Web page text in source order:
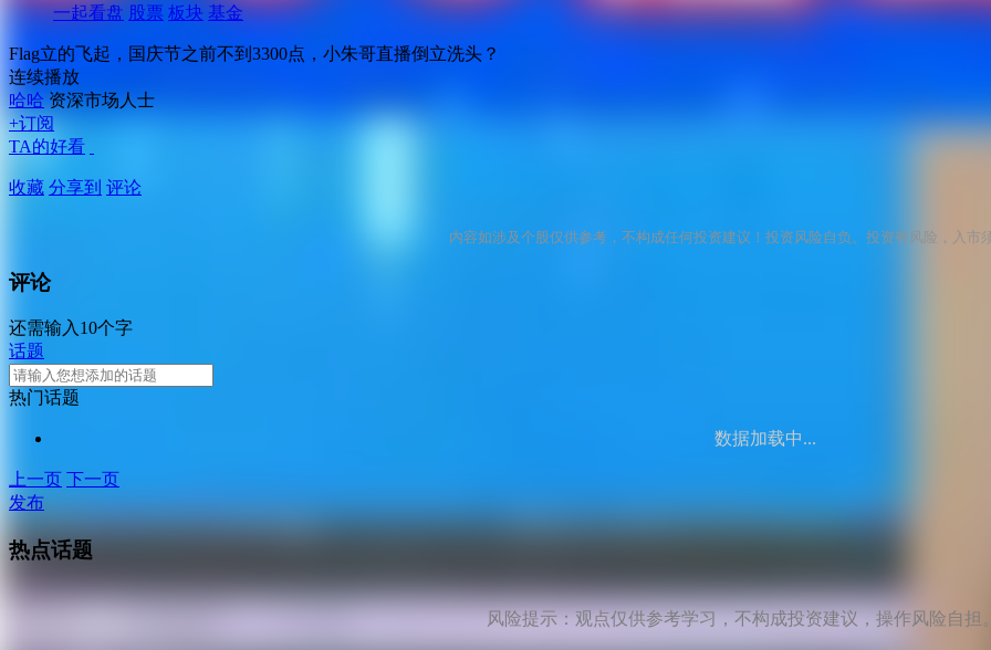
一起看盘 股票 板块 基金
Flag立的飞起，国庆节之前不到3300点，小朱哥直播倒立洗头？
连续播放
哈哈 资深市场人士
+订阅
TA的好看
收藏 分享到 评论
内容如涉及个股仅供参考，不构成任何投资建议！投资风险自负。投资有风险，入市
评论
还需输入10个字
话题
热门话题
数据加载中...
上一页 下一页
发布
热点话题
风险提示：观点仅供参考学习，不构成投资建议，操作风险自担